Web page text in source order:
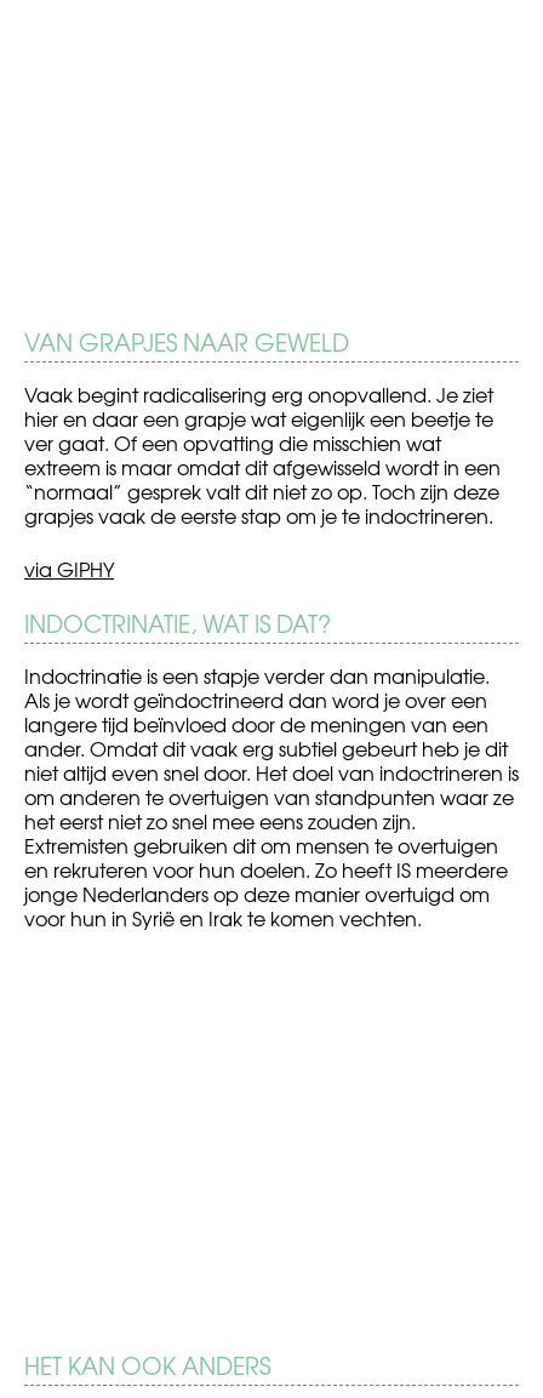
VAN GRAPJES NAAR GEWELD
Vaak begint radicalisering erg onopvallend. Je ziet
hier en daar een grapje wat eigenlijk een beetje te
ver gaat. Of een opvatting die misschien wat
extreem is maar omdat dit afgewisseld wordt in een
“normaal” gesprek valt dit niet zo op. Toch zijn deze
grapjes vaak de eerste stap om je te indoctrineren.
via GIPHY
INDOCTRINATIE, WAT IS DAT?
Indoctrinatie is een stapje verder dan manipulatie.
Als je wordt geïndoctrineerd dan word je over een
langere tijd beïnvloed door de meningen van een
ander. Omdat dit vaak erg subtiel gebeurt heb je dit
niet altijd even snel door. Het doel van indoctrineren is
om anderen te overtuigen van standpunten waar ze
het eerst niet zo snel mee eens zouden zijn.
Extremisten gebruiken dit om mensen te overtuigen
en rekruteren voor hun doelen. Zo heeft IS meerdere
jonge Nederlanders op deze manier overtuigd om
voor hun in Syrië en Irak te komen vechten.
HET KAN OOK ANDERS